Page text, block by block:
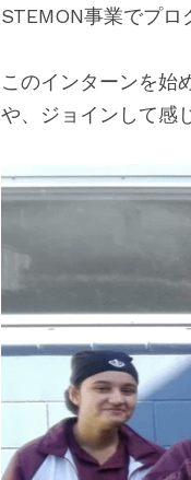
STEMON事業でプロ
このインターンを始
や、ジョインして感